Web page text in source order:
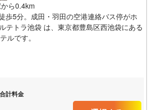
ら0.4km
歩5分。成田・羽田の空港連絡バス停がホ
テトラ池袋 は、東京都豊島区西池袋にある
ルです。
計料金